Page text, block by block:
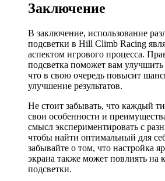
Заключение
В заключение, использование
подсветки в Hill Climb Racing
аспектом игрового процесса.
подсветка поможет вам улучшить
что в свою очередь повысит
улучшение результатов.
Не стоит забывать, что каждый
свои особенности и
смысл экспериментировать с
чтобы найти оптимальный для
забывайте о том, что настройка
экрана также может повлиять на
подсветки.